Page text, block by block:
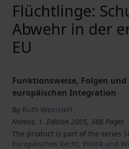
Flüchtlinge:
Abwehr in der
EU
Funktionsweise, Folgen
europäischen Integration
By Ruth Weinzierl
Nomos, 1. Edition 2005, 388 Pages
The product is part of the series
Europäisches Recht, Politik und